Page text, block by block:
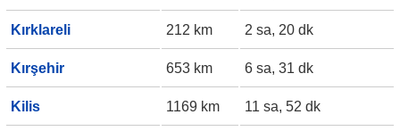
Kırklareli 212 km 2 sa, 20 dk
Kırşehir 653 km 6 sa, 31 dk
Kilis 1169 km 11 sa, 52 dk